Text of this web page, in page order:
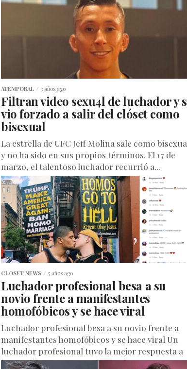
ATEMPORAL 3 años ago
Filtran video sexu4l de luchador y
vio forzado a salir del clóset como
bisexual
La estrella de UFC Jeff Molina sale como
y no ha sido en sus propios términos. El 17 de
marzo, el talentoso luchador recurrió a...
CLOSET NEWS 5 años ago
Luchador profesional besa a su
novio frente a manifestantes
homofóbicos y se hace viral
Luchador profesional besa a su novio frente a
manifestantes homofóbicos y se hace viral Un
luchador profesional tuvo la mejor respuesta a
los manifestantes extremos anti-LGBTQ:...